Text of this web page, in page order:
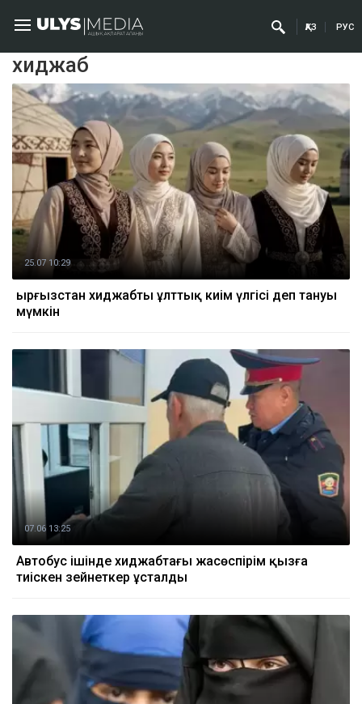
ҚАЗ РУС
хиджаб
25.07 10:29
Қырғызстан хиджабты ұлттық киім үлгісі деп тануы
мүмкін
07.06 13:25
Автобус ішінде хиджабтағы жасөспірім қызға
тиіскен зейнеткер ұсталды